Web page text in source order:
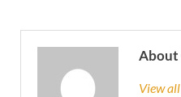
About
View